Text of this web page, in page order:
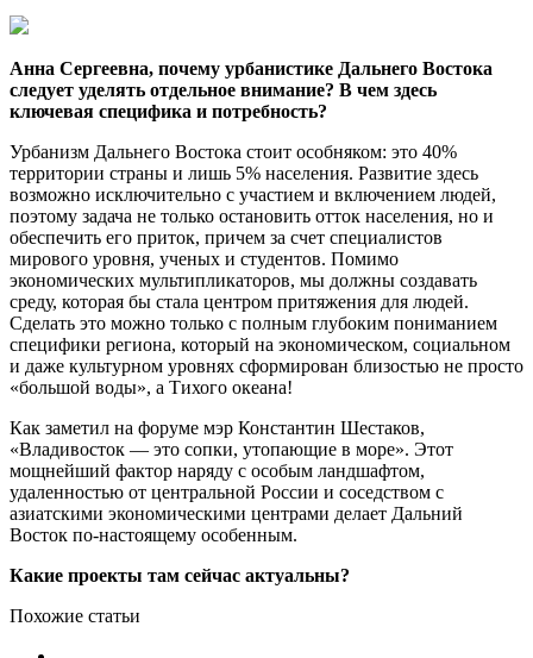
Анна Сергеевна, почему урбанистике Дальнего Востока
следует уделять отдельное внимание? В чем здесь
ключевая специфика и потребность?
Урбанизм Дальнего Востока стоит особняком: это 40%
территории страны и лишь 5% населения. Развитие здесь
возможно исключительно с участием и включением людей,
поэтому задача не только остановить отток населения, но и
обеспечить его приток, причем за счет специалистов
мирового уровня, ученых и студентов. Помимо
экономических мультипликаторов, мы должны создавать
среду, которая бы стала центром притяжения для людей.
Сделать это можно только с полным глубоким пониманием
специфики региона, который на экономическом, социальном
и даже культурном уровнях сформирован близостью не просто
«большой воды», а Тихого океана!
Как заметил на форуме мэр Константин Шестаков,
«Владивосток — это сопки, утопающие в море». Этот
мощнейший фактор наряду с особым ландшафтом,
удаленностью от центральной России и соседством с
азиатскими экономическими центрами делает Дальний
Восток по-настоящему особенным.
Какие проекты там сейчас актуальны?
Похожие статьи